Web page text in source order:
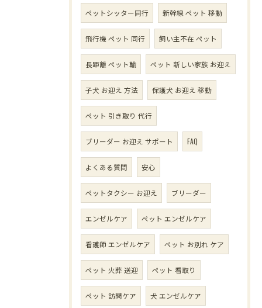
ペットシッター同行 新幹線 ペット 移動
飛行機 ペット 同行 飼い主不在 ペット
長距離 ペット輸 ペット 新しい家族 お迎え
子犬 お迎え 方法 保護犬 お迎え 移動
ペット 引き取り 代行
ブリーダー お迎え サポート FAQ
よくある質問 安心
ペットタクシー お迎え ブリーダー
エンゼルケア ペット エンゼルケア
看護師 エンゼルケア ペット お別れ ケア
ペット 火葬 送迎 ペット 看取り
ペット 訪問ケア 犬 エンゼルケア